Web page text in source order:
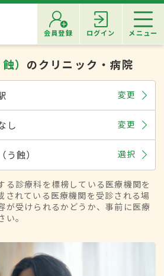
会員登録 ログイン メニュー
） のクリニック・病院
変更
し 変更
う蝕） 選択
診療科を標榜している医療機関を
されている医療機関を受診される場
が受けられるかどうか、事前に医療
。